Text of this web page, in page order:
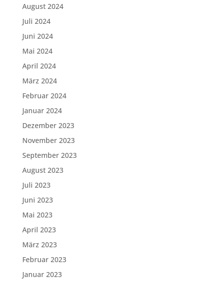
August 2024
Juli 2024
Juni 2024
Mai 2024
April 2024
März 2024
Februar 2024
Januar 2024
Dezember 2023
November 2023
September 2023
August 2023
Juli 2023
Juni 2023
Mai 2023
April 2023
März 2023
Februar 2023
Januar 2023